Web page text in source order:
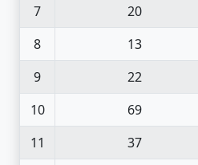
7
20
8
13
9
22
10
69
11
37